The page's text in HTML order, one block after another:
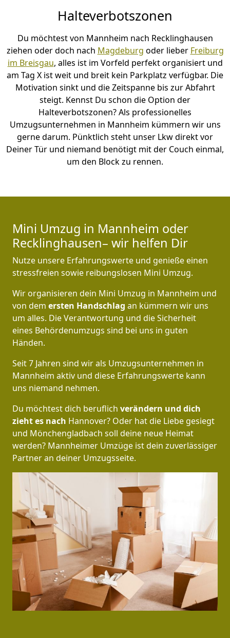
Halteverbotszonen
Du möchtest von Mannheim nach Recklinghausen
ziehen oder doch nach Magdeburg oder lieber Freiburg
im Breisgau, alles ist im Vorfeld perfekt organisiert und
am Tag X ist weit und breit kein Parkplatz verfügbar. Die
Motivation sinkt und die Zeitspanne bis zur Abfahrt
steigt. Kennst Du schon die Option der
Halteverbotszonen? Als professionelles
Umzugsunternehmen in Mannheim kümmern wir uns
gerne darum. Pünktlich steht unser Lkw direkt vor
Deiner Tür und niemand benötigt mit der Couch einmal,
um den Block zu rennen.
Mini Umzug in Mannheim oder
Recklinghausen– wir helfen Dir
Nutze unsere Erfahrungswerte und genieße einen
stressfreien sowie reibungslosen Mini Umzug.
Wir organisieren dein Mini Umzug in Mannheim und
von dem ersten Handschlag an kümmern wir uns
um alles. Die Verantwortung und die Sicherheit
eines Behördenumzugs sind bei uns in guten
Händen.
Seit 7 Jahren sind wir als Umzugsunternehmen in
Mannheim aktiv und diese Erfahrungswerte kann
uns niemand nehmen.
Du möchtest dich beruflich verändern und dich
zieht es nach Hannover? Oder hat die Liebe gesiegt
und Mönchen­gladbach soll deine neue Heimat
werden? Mannheimer Umzüge ist dein zuverlässiger
Partner an deiner Umzugsseite.